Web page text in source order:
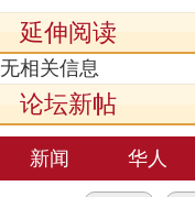
延伸阅读
无相关信息
论坛新帖
新闻 华人